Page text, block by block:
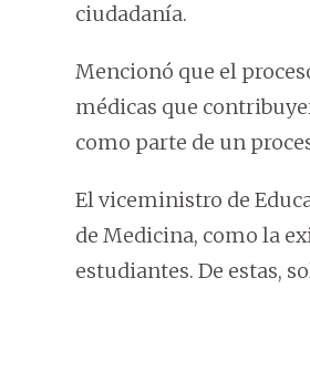
ciudadanía.
Mencionó que el
médicas que
como parte de un
El viceministro de
de Medicina, como la
estudiantes. De estas,